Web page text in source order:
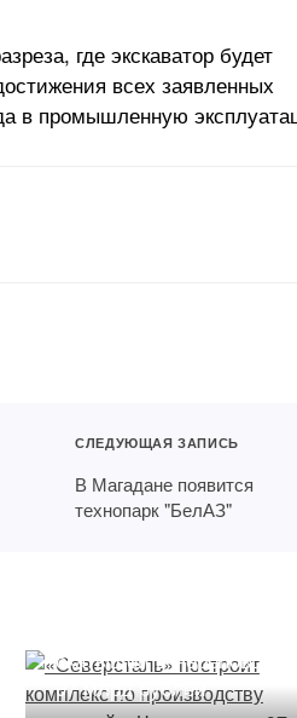
где экскаватор будет
всех заявленных
в промышленную
СЛЕДУЮЩАЯ ЗАПИСЬ
В Магадане появится
технопарк "БелАЗ"
окатышей в Череповце за
97 млрд рублей